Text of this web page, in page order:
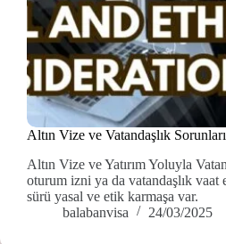
Altın Vize ve Vatandaşlık Sorunları
Altın Vize ve Yatırım Yoluyla
oturum izni ya da vatandaşlık
sürü yasal ve etik karmaşa var.
balabanvisa
24/03/2025